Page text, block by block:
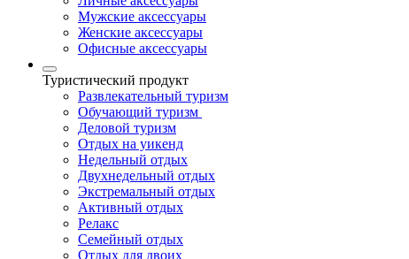
Мужские аксессуары
Женские аксессуары
Офисные аксессуары
Туристический продукт
Развлекательный туризм
Обучающий туризм
Деловой туризм
Отдых на уикенд
Недельный отдых
Двухнедельный отдых
Экстремальный отдых
Активный отдых
Релакс
Семейный отдых
Отдых для двоих